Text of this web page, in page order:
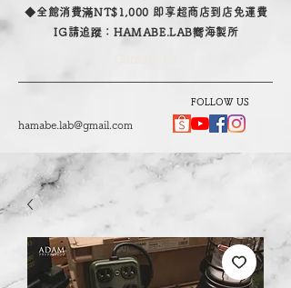
​◆全館消費滿NT$1,000 即享超商店到店免運費
IG請追蹤：HAMABE.LAB嚮海製所
FOLLOW US
hamabe.lab@gmail.com